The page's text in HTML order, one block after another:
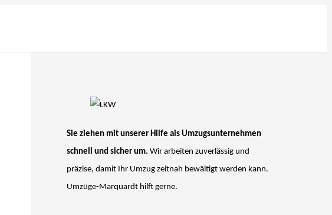
Sie ziehen mit unserer Hilfe als Umzugsunternehmen
schnell und sicher um. Wir arbeiten zuverlässig und
präzise, damit Ihr Umzug zeitnah bewältigt werden kann.
Umzüge-Marquardt hilft gerne.